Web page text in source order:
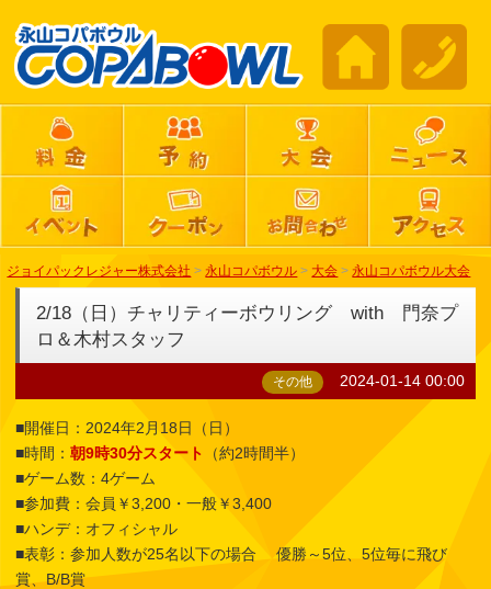
ジョイパックレジャー株式会社 > 永山コパボウル > 大会 > 永山コパボウル大会
2/18（日）チャリティーボウリング with 門奈プ
ロ＆木村スタッフ
その他 2024-01-14 00:00
■開催日：2024年2月18日（日）
■時間： 朝9時30分スタート
（約2時間半）
■ゲーム数：4ゲーム
■参加費：会員￥3,200・一般￥3,400
■ハンデ：オフィシャル
■表彰：参加人数が25名以下の場合 優勝～5位、5位毎に飛び
賞、B/B賞